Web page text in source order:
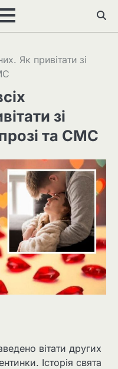
Як привітати зі
зі
та СМС
вітати других
Історія свята